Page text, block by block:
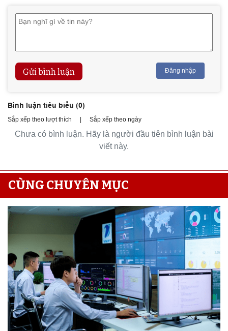
Gửi bình luận Đăng nhập
Bình luận tiêu biểu (0)
Sắp xếp theo lượt thích | Sắp xếp theo ngày
Chưa có bình luận. Hãy là người đầu tiên bình luận bài
viết này.
CÙNG CHUYÊN MỤC